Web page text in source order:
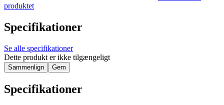
produktet
Specifikationer
Se alle specifikationer
Dette produkt er ikke tilgængeligt
Sammenlign Gem
Specifikationer